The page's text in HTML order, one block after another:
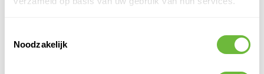
Noodzakelijk
Merk